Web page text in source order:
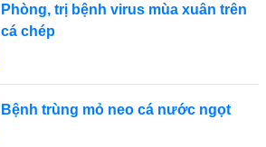
Phòng, trị bệnh virus mùa xuân trên
cá chép
Bệnh trùng mỏ neo cá nước ngọt